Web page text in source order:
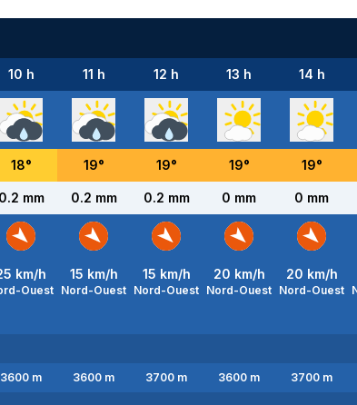
10 h 11 h 12 h 13 h 14 h
18° 19° 19° 19° 19°
0.2 mm 0.2 mm 0.2 mm 0 mm 0 mm
km/h
Ouest
15 km/h
Nord-Ouest
15 km/h
Nord-Ouest
20 km/h
Nord-Ouest
20 km/h
Nord-Ouest
3600 m 3600 m 3700 m 3600 m 3700 m